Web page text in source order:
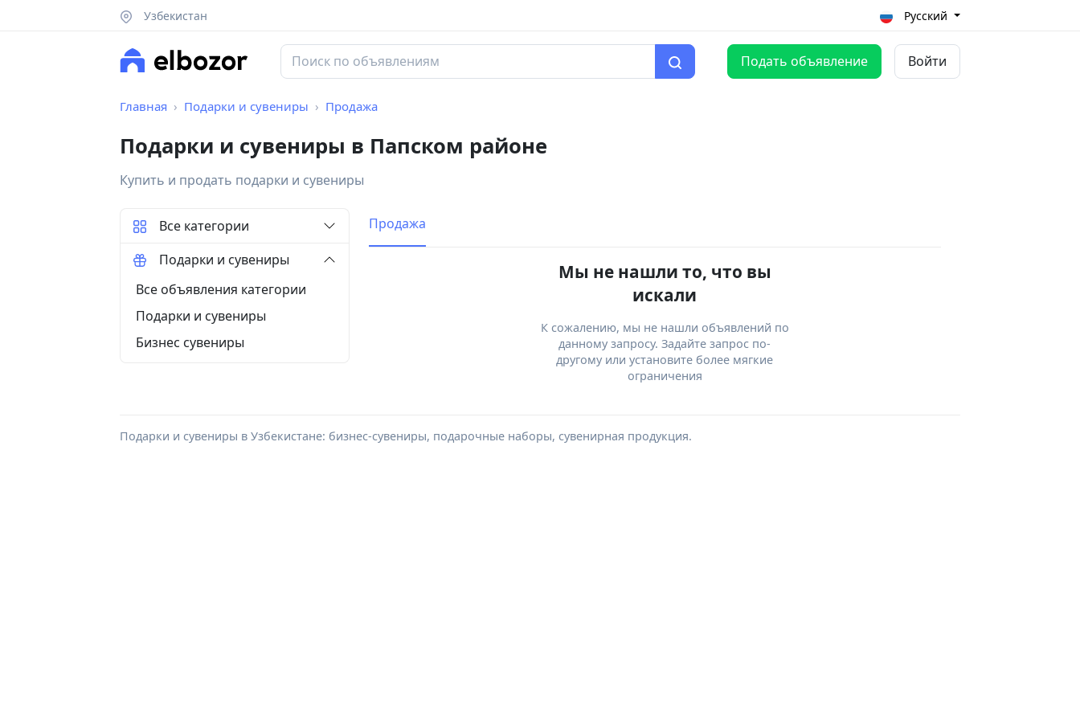
Узбекистан Русский
Подать объявление Войти
Главная Подарки и сувениры Продажа
Подарки и сувениры в Папском районе
Купить и продать подарки и сувениры
Продажа
Мы не нашли то, что вы
искали
К сожалению, мы не нашли объявлений по
данному запросу. Задайте запрос по-
другому или установите более мягкие
ограничения
Все категории
Подарки и сувениры
Все объявления категории
Подарки и сувениры
Бизнес сувениры
Подарки и сувениры в Узбекистане: бизнес-сувениры, подарочные наборы, сувенирная продукция.